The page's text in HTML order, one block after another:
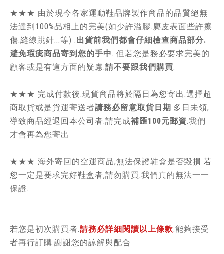
★★★ 由於現今各家運動鞋品牌製作商品的品質絕無
法達到100%品相上的完美(如少許溢膠.麂皮表面些許擦
傷.縫線跳針...等) .出貨前我們都會仔細檢查商品部分.
避免瑕疵商品寄到您的手中. 但若您是務必要求完美的
顧客或是有這方面的疑慮.請不要跟我們購買.
★★★ 完成付款後.現貨商品將於隔日為您寄出.選擇超
商取貨或是貨運寄送者請務必留意取貨日期.多日未領,
導致商品經退回本公司者.請完成補匯100元郵資.我們
才會再為您寄出.
★★★ 海外寄回的空運商品,無法保證鞋盒是否毀損.若
您一定是要求完好鞋盒者,請勿購買.我們真的無法一一
保證.
若您是初次購買者.請務必詳細閱讀以上條款.能夠接受
者再行訂購.謝謝您的諒解與配合